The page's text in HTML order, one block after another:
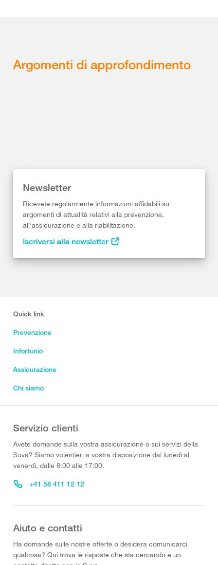
Argomenti di approfondimento
Newsletter
Ricevete regolarmente informazioni affidabili su
argomenti di attualità relativi alla prevenzione,
all’assicurazione e alla riabilitazione.
Iscriversi alla newsletter
Quick link
Prevenzione
Infortunio
Assicurazione
Chi siamo
Servizio clienti
Avete domande sulla vostra assicurazione o sui servizi della
Suva? Siamo volentieri a vostra disposizione dal lunedì al
venerdì, dalle 8:00 alle 17:00.
+41 58 411 12 12
Aiuto e contatti
Ha domande sulle nostre offerte o desidera comunicarci
qualcosa? Qui trova le risposte che sta cercando e un